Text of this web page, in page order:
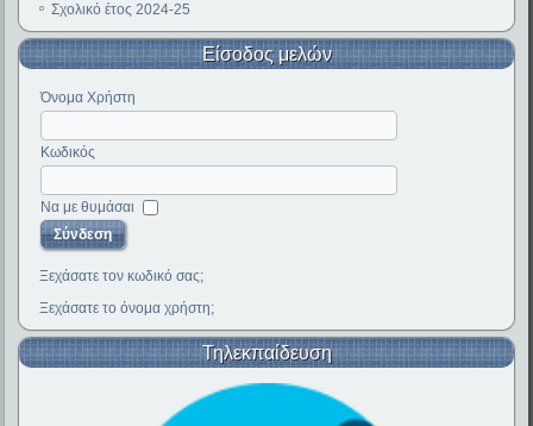
Σχολικό έτος 2024-25
Είσοδος μελών
Όνομα Χρήστη
Κωδικός
Να με θυμάσαι
Ξεχάσατε τον κωδικό σας;
Ξεχάσατε το όνομα χρήστη;
Τηλεκπαίδευση